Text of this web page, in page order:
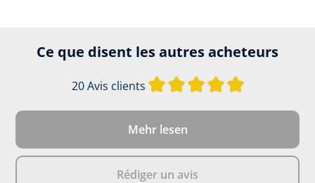
Ce que disent les autres acheteurs
20 Avis clients Note
Mehr lesen
Rédiger un avis